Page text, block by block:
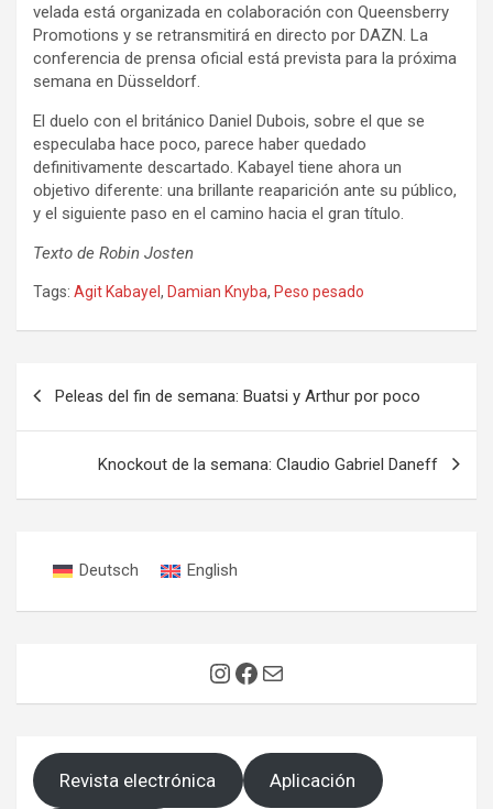
velada está organizada en colaboración con Queensberry
Promotions y se retransmitirá en directo por DAZN. La
conferencia de prensa oficial está prevista para la próxima
semana en Düsseldorf.
El duelo con el británico Daniel Dubois, sobre el que se
especulaba hace poco, parece haber quedado
definitivamente descartado. Kabayel tiene ahora un
objetivo diferente: una brillante reaparición ante su público,
y el siguiente paso en el camino hacia el gran título.
Texto de Robin Josten
Tags: Agit Kabayel , Damian Knyba, Peso pesado
entradas
Peleas del fin de semana: Buatsi y Arthur por poco
Knockout de la semana: Claudio Gabriel Daneff
Deutsch English
Instagram
Facebook
Correo electrónico
Revista electrónica Aplicación